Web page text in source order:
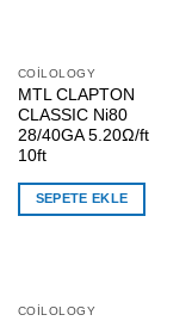
COILOLOGY
MTL CLAPTON
CLASSIC Ni80
28/40GA 5.20Ω/ft
10ft
SEPETE EKLE
COILOLOGY